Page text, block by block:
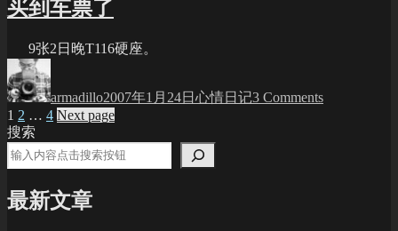
买到车票了
9张2日晚T116硬座。
armadillo2007年1月24日 心情日记3 Comments到
Posts
pagination
Page
1 Page
2 … Page
4 Next page
搜索
最新文章